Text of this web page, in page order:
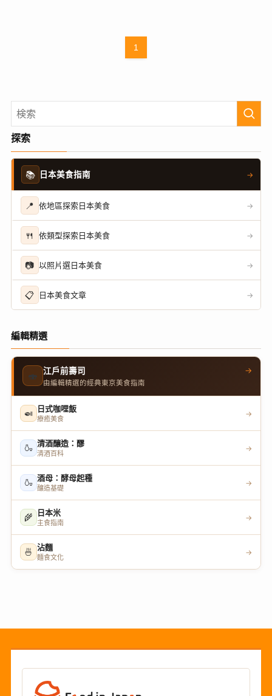
1
探索
📚 日本美食指南 →
📍 依地區探索日本美食 →
🍴 依類型探索日本美食 →
📷 以照片選日本美食 →
📋 日本美食文章 →
編輯精選
🍣 江戶前壽司
由編輯精選的經典東京美食指南
→
🍛 日式咖哩飯
療癒美食
→
🍶 清酒釀造：醪
清酒百科
→
🍶 酒母：酵母起種
釀造基礎
→
🌾 日本米
主食指南
→
🍜 沾麵
麵食文化
→